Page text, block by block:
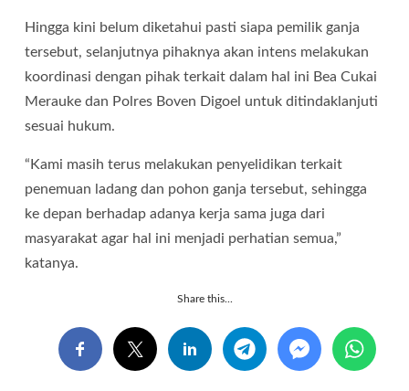
Hingga kini belum diketahui pasti siapa pemilik ganja
tersebut, selanjutnya pihaknya akan intens melakukan
koordinasi dengan pihak terkait dalam hal ini Bea Cukai
Merauke dan Polres Boven Digoel untuk ditindaklanjuti
sesuai hukum.
“Kami masih terus melakukan penyelidikan terkait
penemuan ladang dan pohon ganja tersebut, sehingga
ke depan berhadap adanya kerja sama juga dari
masyarakat agar hal ini menjadi perhatian semua,”
katanya.
Share this...